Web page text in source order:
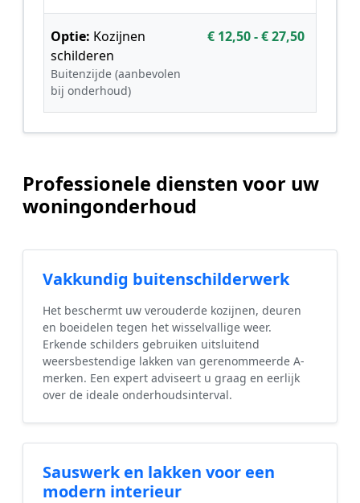
Optie: Kozijnen
schilderen
Buitenzijde (aanbevolen
bij onderhoud)
€ 12,50 - € 27,50
Professionele diensten voor uw
woningonderhoud
Vakkundig buitenschilderwerk
Het beschermt uw verouderde kozijnen, deuren
en boeidelen tegen het wisselvallige weer.
Erkende schilders gebruiken uitsluitend
weersbestendige lakken van gerenommeerde A-
merken. Een expert adviseert u graag en eerlijk
over de ideale onderhoudsinterval.
Sauswerk en lakken voor een
modern interieur